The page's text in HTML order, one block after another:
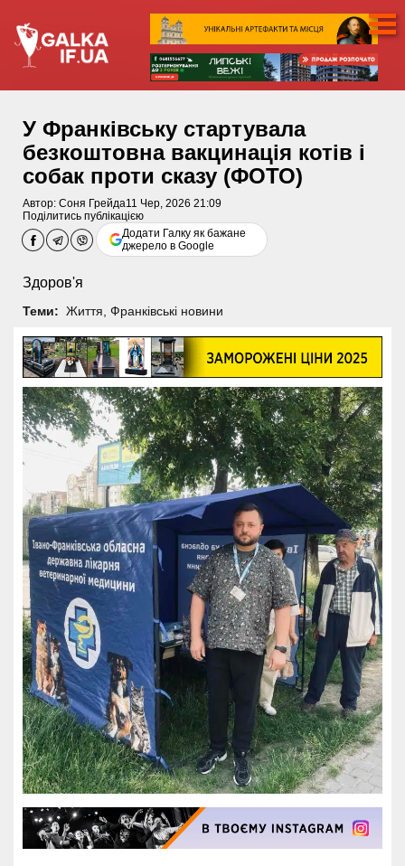
У Франківську стартувала
безкоштовна вакцинація котів і
собак проти сказу (ФОТО)
Автор: Соня Грейда11 Чер, 2026 21:09
Поділитись публікацією
Додати Галку як бажане
джерело в Google
Здоров'я
Теми: Життя Франківські новини